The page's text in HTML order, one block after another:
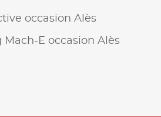
occasion Alès
Mach-E occasion Alès